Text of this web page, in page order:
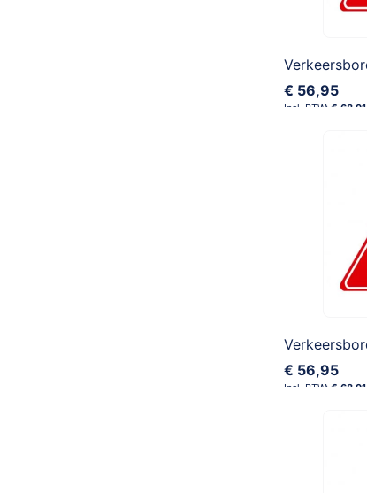
€ 56,95
€ 68,91
€ 56,95
€ 68,91